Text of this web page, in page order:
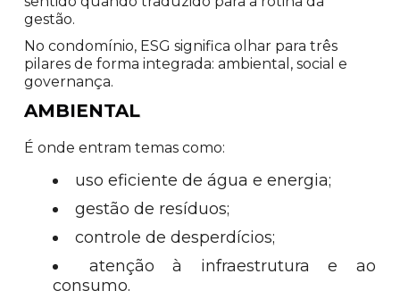
gestão.
No condomínio, ESG significa olhar para três
pilares de forma integrada: ambiental, social e
governança.
AMBIENTAL
É onde entram temas como:
uso eficiente de água e energia;
gestão de resíduos;
controle de desperdícios;
atenção à infraestrutura e ao
consumo.